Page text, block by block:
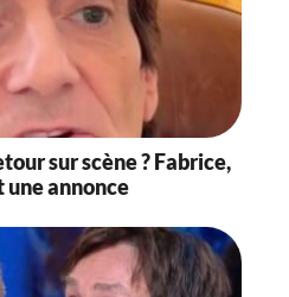
sur scène ? Fabrice,
une annonce